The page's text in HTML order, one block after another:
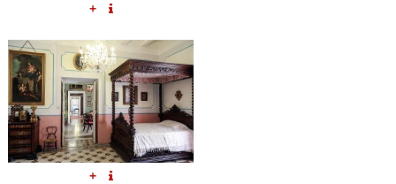
+
+